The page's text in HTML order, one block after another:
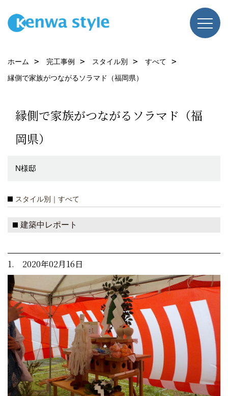
ホーム 完工事例 スタイル別
すべて
縁側で家族がつながるソラマド（福岡県）
縁側で家族がつながるソラマド（福
岡県）
N様邸
スタイル別｜すべて
建築中レポート
1. 2020年02月16日